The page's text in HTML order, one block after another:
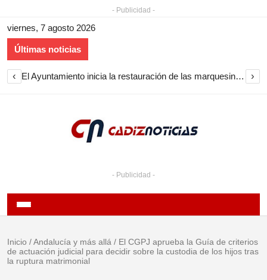
- Publicidad -
viernes, 7 agosto 2026
Últimas noticias
‹ El Ayuntamiento inicia la restauración de las marquesinas de Plaza Esteve para volver a instalarlas en el centro de Jerez ›
- Publicidad -
Inicio /Andalucía y más allá / El CGPJ aprueba la Guía de criterios
de actuación judicial para decidir sobre la custodia de los hijos tras
la ruptura matrimonial